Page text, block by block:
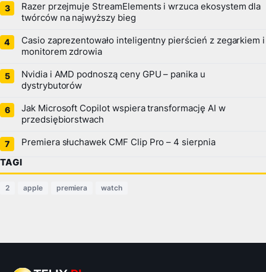
Razer przejmuje StreamElements i wrzuca ekosystem dla
twórców na najwyższy bieg
Casio zaprezentowało inteligentny pierścień z zegarkiem i
monitorem zdrowia
Nvidia i AMD podnoszą ceny GPU – panika u
dystrybutorów
Jak Microsoft Copilot wspiera transformację AI w
przedsiębiorstwach
Premiera słuchawek CMF Clip Pro – 4 sierpnia
TAGI
2 apple premiera watch